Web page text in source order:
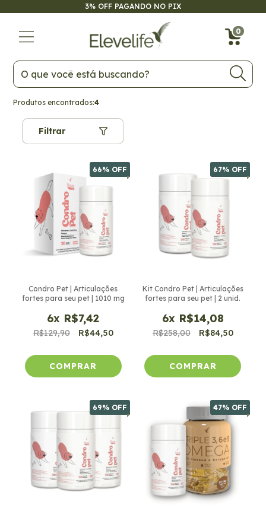
3% OFF PAGANDO NO PIX
0
Produtos encontrados:4
Filtrar
66% OFF
Condro Pet | Articulações
fortes para seu pet | 1010 mg
6x R$7,42
R$129,90 R$44,50
67% OFF
Kit Condro Pet | Articulações
fortes para seu pet | 2 unid.
6x R$14,08
R$258,00 R$84,50
69% OFF 47% OFF